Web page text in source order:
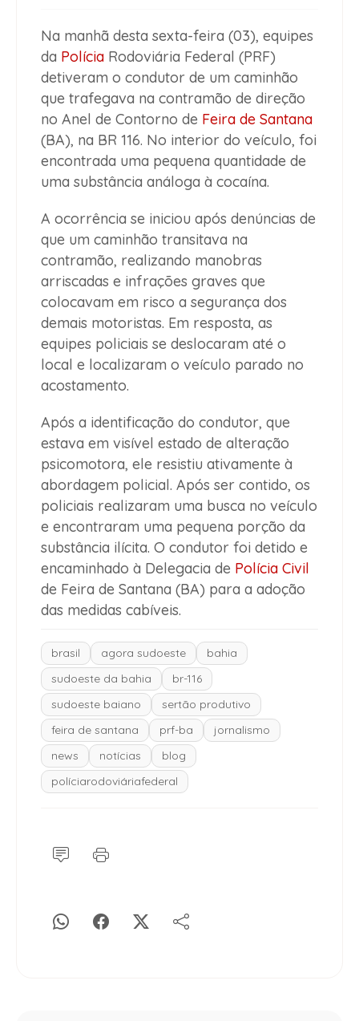
Na manhã desta sexta-feira (03), equipes
da Polícia Rodoviária Federal (PRF)
detiveram o condutor de um caminhão
que trafegava na contramão de direção
no Anel de Contorno de Feira de Santana
(BA), na BR 116. No interior do veículo, foi
encontrada uma pequena quantidade de
uma substância análoga à cocaína.
A ocorrência se iniciou após denúncias de
que um caminhão transitava na
contramão, realizando manobras
arriscadas e infrações graves que
colocavam em risco a segurança dos
demais motoristas. Em resposta, as
equipes policiais se deslocaram até o
local e localizaram o veículo parado no
acostamento.
Após a identificação do condutor, que
estava em visível estado de alteração
psicomotora, ele resistiu ativamente à
abordagem policial. Após ser contido, os
policiais realizaram uma busca no veículo
e encontraram uma pequena porção da
substância ilícita. O condutor foi detido e
encaminhado à Delegacia de Polícia Civil
de Feira de Santana (BA) para a adoção
das medidas cabíveis.
brasil agora sudoeste
bahia
sudoeste da bahia
br-116
sudoeste baiano
sertão produtivo
feira de santana
prf-ba
jornalismo
news
notícias
blog
políciarodoviáriafederal